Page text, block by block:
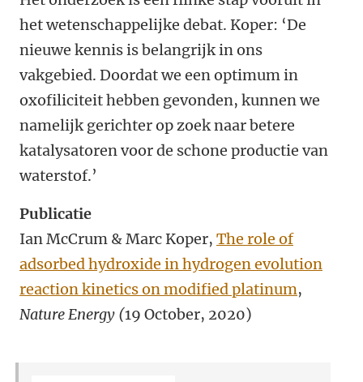
het wetenschappelijke debat. Koper: ‘De
nieuwe kennis is belangrijk in ons
vakgebied. Doordat we een optimum in
oxofiliciteit hebben gevonden, kunnen we
namelijk gerichter op zoek naar betere
katalysatoren voor de schone productie van
waterstof.’
Publicatie
Ian McCrum & Marc Koper, The role of
adsorbed hydroxide in hydrogen evolution
reaction kinetics on modified platinum,
Nature Energy (19 October, 2020)